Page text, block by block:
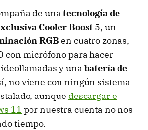
de una tecnología de
Cooler Boost 5, un
RGB en cuatro zonas,
con micrófono para hacer
y una batería de
no viene con ningún sistema
aunque descargar e
11 por nuestra cuenta no nos
tiempo.